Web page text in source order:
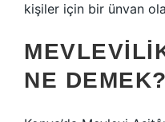
kişiler için bir ünvan
NE DEMEK?